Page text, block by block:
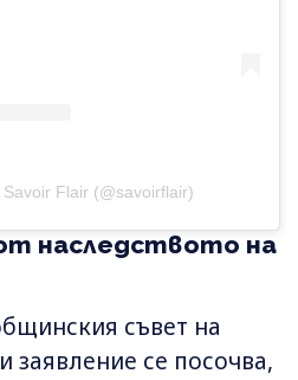
Flair (@savoirflair)
наследството на
съвет на
заявление се посочва,